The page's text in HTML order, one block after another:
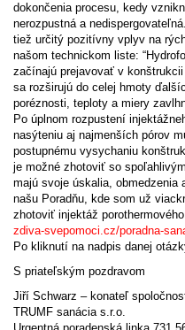
dokončenia procesu, kedy
nerozpustná a
tiež určitý pozitívny vplyv na
našom technickom liste:
začínajú prejavovať v
sa rozširujú do celej hmoty
poréznosti, teploty a miery
Po úplnom rozpustení
nasýteniu aj najmenších pórov
postupnému vysychaniu
je možné zhotoviť so
majú svoje úskalia, obmedzenia
našu Poradňu, kde som už
zhotoviť injektáž
zdiva-svepomoci.cz/poradna-
Po kliknutí na nadpis danej
S priateľským pozdravom
Jiří Schwarz – konateľ
TRUMF sanácia s.r.o.